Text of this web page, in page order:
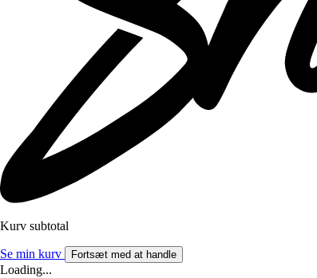
Kurv subtotal
Se min kurv Fortsæt med at handle
Loading...